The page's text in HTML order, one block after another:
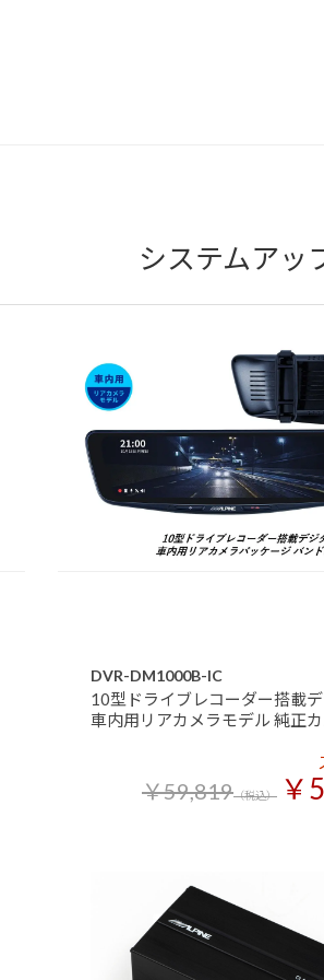
システムアッ
DVR-DM1000B-IC
10型ドライブレコーダー搭載
車内用リアカメラモデル 純正
￥59,819（税込） ￥